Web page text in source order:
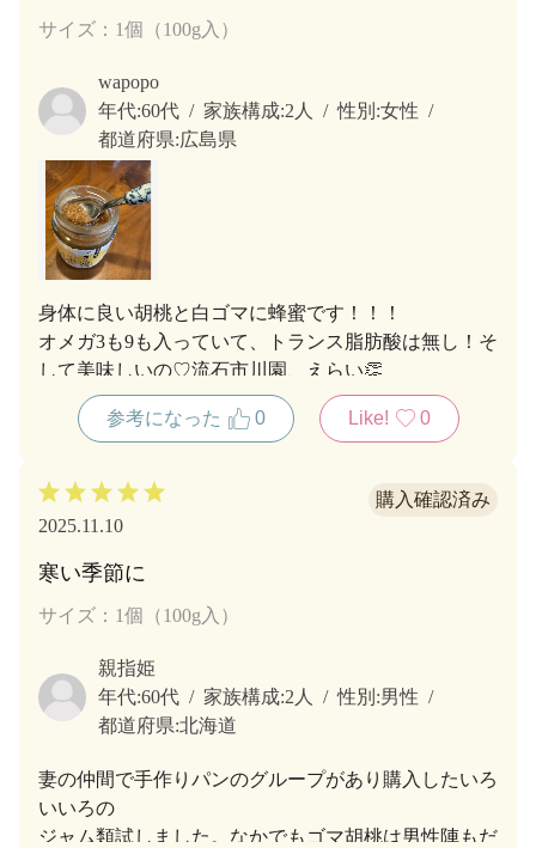
サイズ：1個（100g入）
wapopo
年代:60代 家族構成:2人 性別:女性
都道府県:広島県
身体に良い胡桃と白ゴマに蜂蜜です！！！
オメガ3も9も入っていて、トランス脂肪酸は無し！そ
して美味しいの♡流石市川園、えらい👏
参考になった 0 Like! 0
2025.11.10
寒い季節に
サイズ：1個（100g入）
親指姫
年代:60代 家族構成:2人 性別:男性
都道府県:北海道
妻の仲間で手作りパンのグループがあり購入したいろ
いいろの
ジャム類試しました。なかでもゴマ胡桃は男性陣もだ